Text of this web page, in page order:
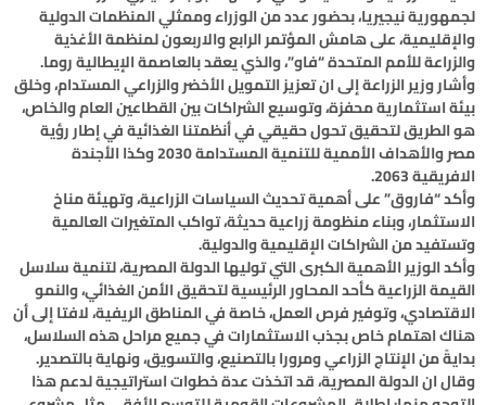
لجمهورية نيجيريا، بحضور عدد من الوزراء وممثلي المنظمات الدولية
والإقليمية، على هامش المؤتمر الرابع والاربعون لمنظمة الأغذية
والزراعة للأمم المتحدة “فاو”، والذي يعقد بالعاصمة الإيطالية روما.
وأشار وزير الزراعة إلى ان تعزيز التمويل الأخضر والزراعي المستدام، وخلق
بيئة استثمارية محفزة، وتوسيع الشراكات بين القطاعين العام والخاص،
هو الطريق لتحقيق تحول حقيقي في أنظمتنا الغذائية في إطار رؤية
مصر والأهداف الأممية للتنمية المستدامة 2030 وكذا الأجندة
الافريقية 2063.
وأكد “فاروق” على أهمية تحديث السياسات الزراعية، وتهيئة مناخ
الاستثمار، وبناء منظومة زراعية حديثة، تواكب المتغيرات العالمية
وتستفيد من الشراكات الإقليمية والدولية.
وأكد الوزير الأهمية الكبرى التي توليها الدولة المصرية، لتنمية سلاسل
القيمة الزراعية كأحد المحاور الرئيسية لتحقيق الأمن الغذائي، والنمو
الاقتصادي، وتوفير فرص العمل، خاصة في المناطق الريفية، لافتا إلى أن
هناك اهتمام خاص بجذب الاستثمارات في جميع مراحل هذه السلاسل،
بدايةً من الإنتاج الزراعي ومرورا بالتصنيع، والتسويق، ونهاية بالتصدير.
وقال ان الدولة المصرية، قد اتخذت عدة خطوات استراتيجية لدعم هذا